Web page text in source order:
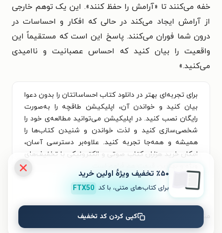
خفه می‌کنند تا «آرامش را حفظ کنند». این یک توهم خارجی
از آرامش ایجاد می‌کند در حالی که افکار و احساسات در
درون شما فوران می‌کنند. پاسخ این است که مستقیماً این
واقعیت را بیان کنید که احساس عصبانیت و ناامیدی
می‌کنید.»
برای تجربه‌ای بهتر در دانلود کتاب احساساتتان را بدون دعوا
بیان کنید و خواندن آن، اپلیکیشن طاقچه را به‌صورت
رایگان نصب کنید. در اپلیکیشن می‌توانید مطالعه‌ی خود را
شخصی‌سازی کنید و لذت خواندن و شنیدن کتاب‌ها را
همیشه و همه‌جا تجربه کنید. علاوه‌بر دسترسی آسان،
امکان خرید هزاران کتاب صوتی و الکترونیکی با تخفیف‌های
نصب
مشخصات کتاب الکترونیکی
٪۵۰ تخفیف ویژۀ اولین خرید
برای کتاب‌های متنی، با کد FTX50
کپی کردن کد تخفیف